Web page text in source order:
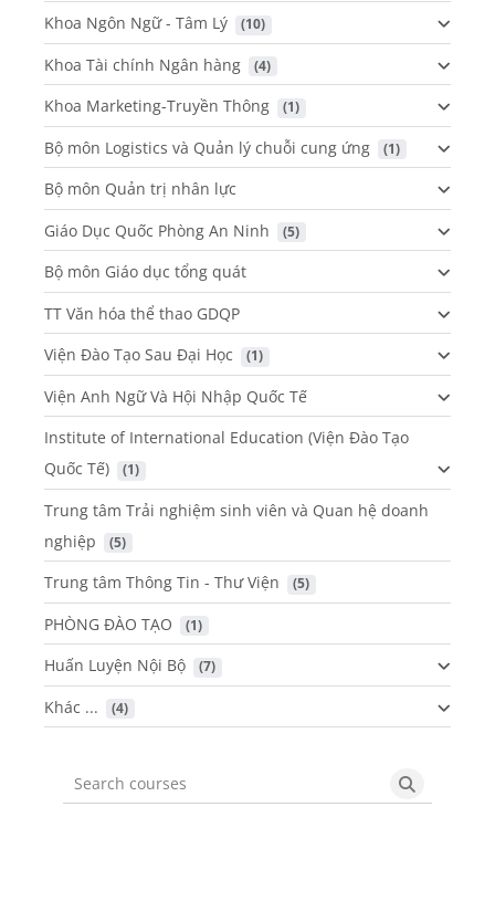
Khoa Ngôn Ngữ - Tâm Lý (10)
Khoa Tài chính Ngân hàng (4)
Khoa Marketing-Truyền Thông (1)
Bộ môn Logistics và Quản lý chuỗi cung ứng (1)
Bộ môn Quản trị nhân lực
Giáo Dục Quốc Phòng An Ninh
(5)
Bộ môn Giáo dục tổng quát
TT Văn hóa thể thao GDQP
Viện Đào Tạo Sau Đại Học
(1)
Viện Anh Ngữ Và Hội Nhập Quốc Tế
Institute of International Education (Viện Đào Tạo
Quốc Tế)
(1)
Trung tâm Trải nghiệm sinh viên và Quan hệ doanh
nghiệp
(5)
Trung tâm Thông Tin - Thư Viện (5)
PHÒNG ĐÀO TẠO (1)
Huấn Luyện Nội Bộ (7)
Khác ... (4)
Search courses Search